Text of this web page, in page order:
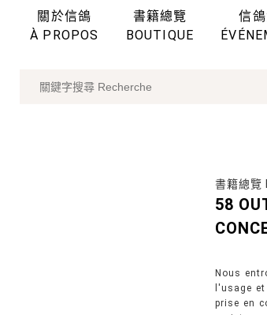
關於信鴿
À PROPOS
書籍總覽
BOUTIQUE
信
書籍總覽
58
Nous
l'usage
prise en